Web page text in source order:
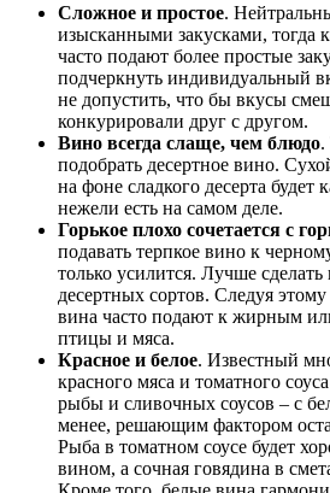
Сложное и простое.
изысканными закусками, тогда
часто подают более простые
подчеркнуть индивидуальный
не допустить, что бы вкусы
конкурировали друг с другом.
Вино всегда слаще, чем блюдо.
подобрать десертное вино.
на фоне сладкого десерта будет
нежели есть на самом деле.
Горькое плохо сочетается с
подавать терпкое вино к
только усилится. Лучше
десертных сортов. Следуя
вина часто подают к жирным
птицы и мяса.
Красное и белое. Известный
красного мяса и томатного
рыбы и сливочных соусов – с
менее, решающим фактором
Рыба в томатном соусе будет
вином, а сочная говядина в